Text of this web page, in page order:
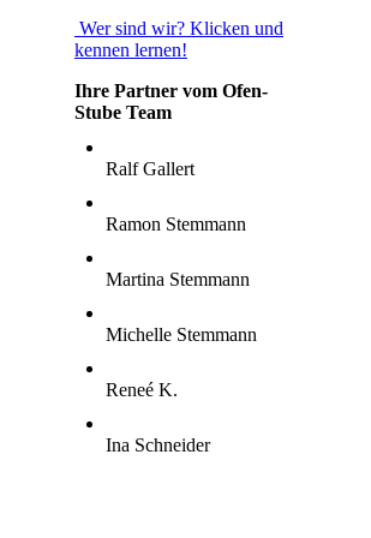
Wer sind wir? Klicken und
kennen lernen!
Ihre Partner vom Ofen-
Stube Team
Ralf Gallert
Ramon Stemmann
Martina Stemmann
Michelle Stemmann
Reneé K.
Ina Schneider